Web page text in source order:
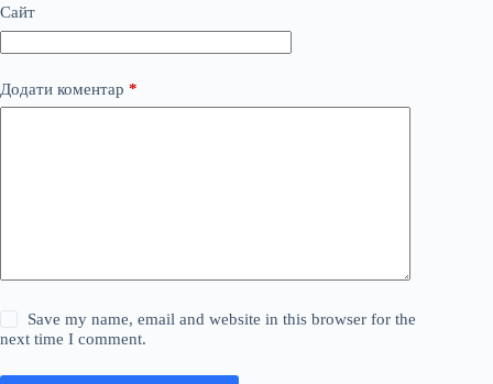
Сайт
Додати коментар *
Save my name, email and website in this browser for the
next time I comment.